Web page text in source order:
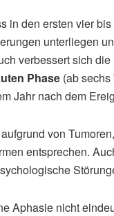
in den ersten vier
unterliegen
verbessert sich
Phase (ab
Jahr nach dem
von
entsprechen.
Aphasie nicht